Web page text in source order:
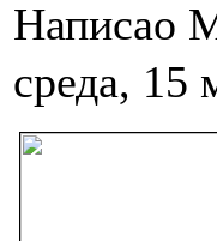
Написао
среда, 15